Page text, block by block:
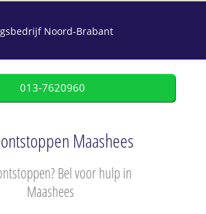
Noord-Brabant
013-7620960
Maashees
Bel voor hulp in
Maashees